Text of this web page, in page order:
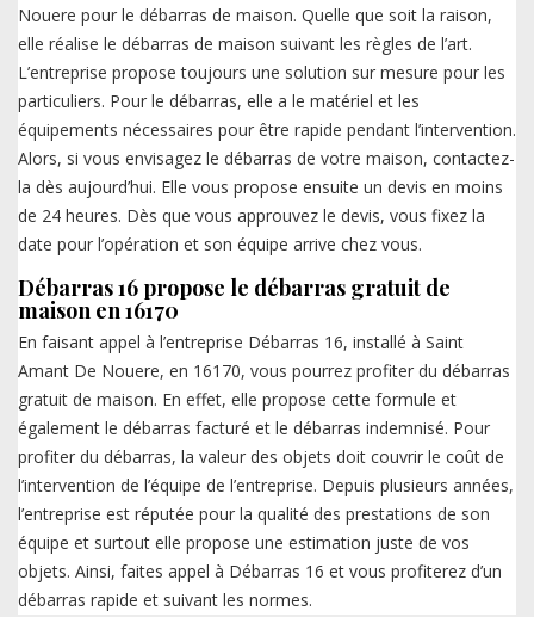
Nouere pour le débarras de maison. Quelle que soit la raison,
elle réalise le débarras de maison suivant les règles de l’art.
L’entreprise propose toujours une solution sur mesure pour les
particuliers. Pour le débarras, elle a le matériel et les
équipements nécessaires pour être rapide pendant l’intervention.
Alors, si vous envisagez le débarras de votre maison, contactez-
la dès aujourd’hui. Elle vous propose ensuite un devis en moins
de 24 heures. Dès que vous approuvez le devis, vous fixez la
date pour l’opération et son équipe arrive chez vous.
Débarras 16 propose le débarras gratuit de
maison en 16170
En faisant appel à l’entreprise Débarras 16, installé à Saint
Amant De Nouere, en 16170, vous pourrez profiter du débarras
gratuit de maison. En effet, elle propose cette formule et
également le débarras facturé et le débarras indemnisé. Pour
profiter du débarras, la valeur des objets doit couvrir le coût de
l’intervention de l’équipe de l’entreprise. Depuis plusieurs années,
l’entreprise est réputée pour la qualité des prestations de son
équipe et surtout elle propose une estimation juste de vos
objets. Ainsi, faites appel à Débarras 16 et vous profiterez d’un
débarras rapide et suivant les normes.